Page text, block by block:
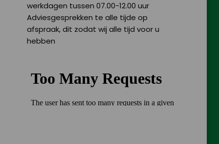
werkdagen tussen 07.00-12.00 uur
Adviesgesprekken te alle tijde op
afspraak, dit zodat wij alle tijd voor u
hebben